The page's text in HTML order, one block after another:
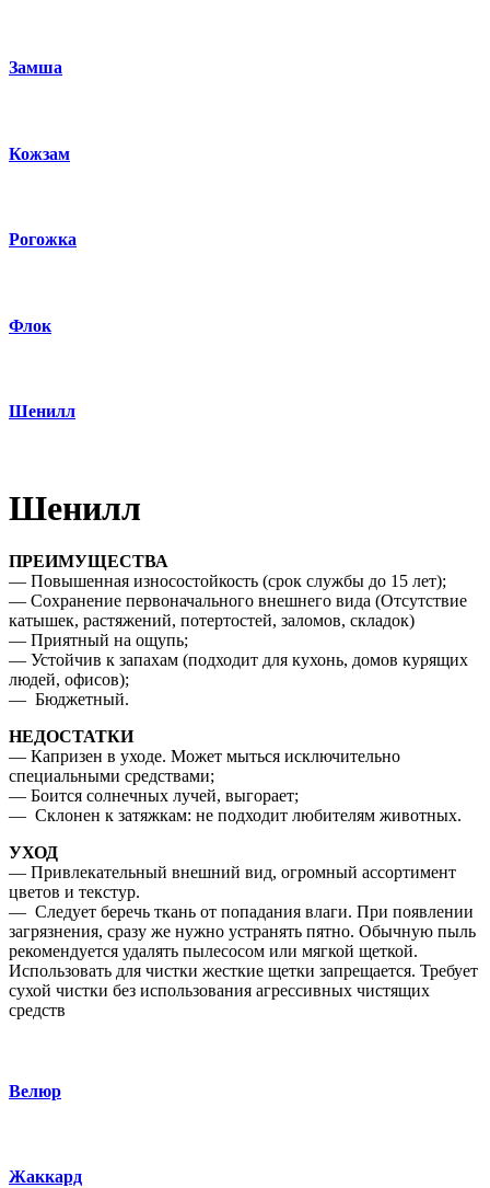
Замша
Кожзам
Рогожка
Флок
Шенилл
Шенилл
ПРЕИМУЩЕСТВА
— Повышенная износостойкость (срок службы до 15 лет);
— Сохранение первоначального внешнего вида (Отсутствие
катышек, растяжений, потертостей, заломов, складок)
— Приятный на ощупь;
— Устойчив к запахам (подходит для кухонь, домов курящих
людей, офисов);
— Бюджетный.
НЕДОСТАТКИ
— Капризен в уходе. Может мыться исключительно
специальными средствами;
— Боится солнечных лучей, выгорает;
— Склонен к затяжкам: не подходит любителям животных.
УХОД
— Привлекательный внешний вид, огромный ассортимент
цветов и текстур.
— Следует беречь ткань от попадания влаги. При появлении
загрязнения, сразу же нужно устранять пятно. Обычную пыль
рекомендуется удалять пылесосом или мягкой щеткой.
Использовать для чистки жесткие щетки запрещается. Требует
сухой чистки без использования агрессивных чистящих
средств
Велюр
Жаккард